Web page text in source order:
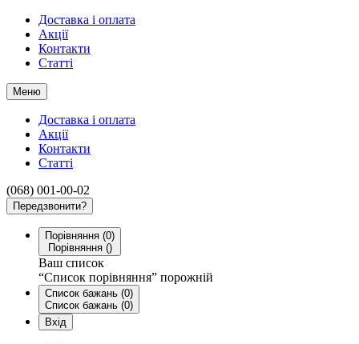
Доставка і оплата
Акції
Контакти
Статті
Меню
Доставка і оплата
Акції
Контакти
Статті
(068) 001-00-02
Передзвонити?
Порівняння (0)
Порівняння ()
Ваш список
“Список порівняння” порожній
Список бажань (0)
Список бажань (0)
Вхід